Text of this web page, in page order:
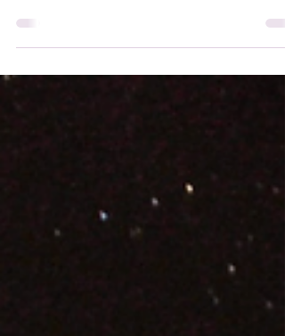
Neste dia 28 de outubro de 2023, estamos tendo
Eclipse Lunar no signo de Touro. Este Eclipse
coincide com a Lua Cheia em Touro. Nem...